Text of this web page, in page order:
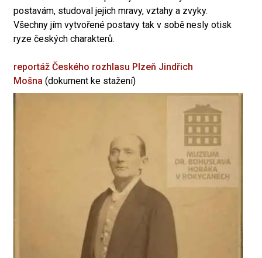
postavám, studoval jejich mravy, vztahy a zvyky.
Všechny jím vytvořené postavy tak v sobě nesly otisk
ryze českých charakterů.
reportáž Českého rozhlasu Plzeň Jindřich
Mošna (dokument ke stažení)